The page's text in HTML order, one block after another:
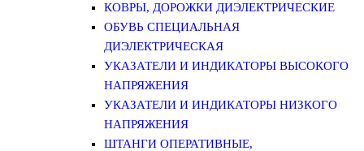
КОВРЫ, ДОРОЖКИ ДИЭЛЕКТРИЧЕСКИЕ
ОБУВЬ СПЕЦИАЛЬНАЯ
ДИЭЛЕКТРИЧЕСКАЯ
УКАЗАТЕЛИ И ИНДИКАТОРЫ ВЫСОКОГО
НАПРЯЖЕНИЯ
УКАЗАТЕЛИ И ИНДИКАТОРЫ НИЗКОГО
НАПРЯЖЕНИЯ
ШТАНГИ ОПЕРАТИВНЫЕ,